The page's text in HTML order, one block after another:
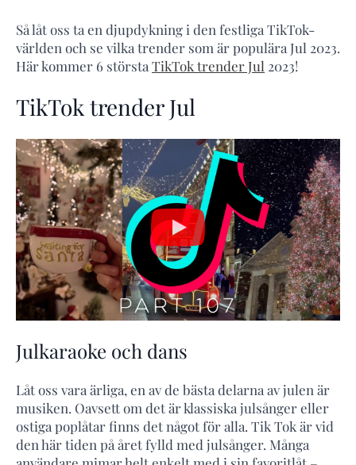
Så låt oss ta en djupdykning i den festliga TikTok-
världen och se vilka trender som är populära Jul 2023.
Här kommer 6 största TikTok trender Jul 2023!
TikTok trender Jul
Julkaraoke och dans
Låt oss vara ärliga, en av de bästa delarna av julen är
musiken. Oavsett om det är klassiska julsånger eller
ostiga poplåtar finns det något för alla. Tik Tok är vid
den här tiden på året fylld med julsånger. Många